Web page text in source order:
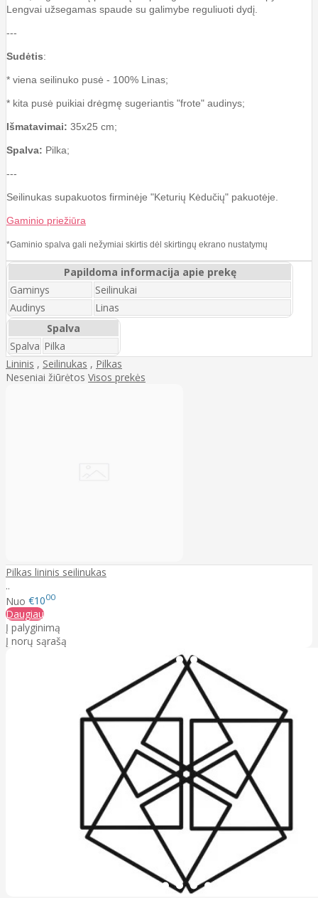
Lengvai užsegamas spaude su galimybe reguliuoti dydį.
---
Sudėtis:
* viena seilinuko pusė - 100% Linas;
* kita pusė puikiai drėgmę sugeriantis "frote" audinys;
Išmatavimai: 35x25 cm;
Spalva: Pilka;
---
Seilinukas supakuotos firminėje "Keturių Kėdučių" pakuotėje.
Gaminio priežiūra
*Gaminio spalva gali nežymiai skirtis dėl skirtingų ekrano nustatymų
Papildoma informacija apie prekę
Gaminys
Seilinukai
Audinys
Linas
Spalva
Spalva Pilka
Lininis , Seilinukas , Pilkas
Neseniai žiūrėtos Visos prekės
Pilkas lininis seilinukas
..
Nuo €1000
Daugiau
Į palyginimą
Į norų sąrašą